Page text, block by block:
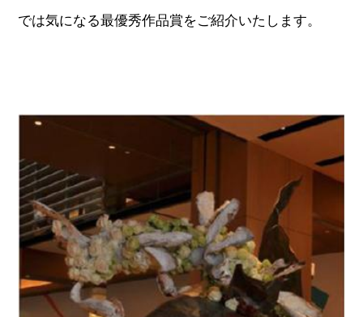
では気になる最優秀作品賞をご紹介いたします。